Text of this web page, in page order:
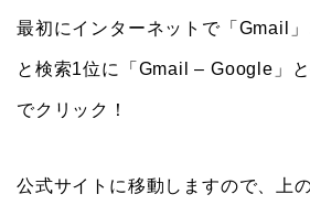
最初にインターネットで「Gmail
と検索1位に「Gmail – Google」
でクリック！
公式サイトに移動しますので、上